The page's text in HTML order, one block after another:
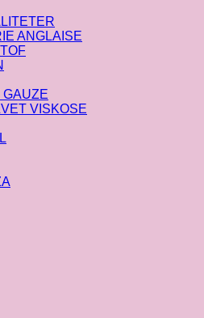
ANGLAISE
GAUZE
VISKOSE